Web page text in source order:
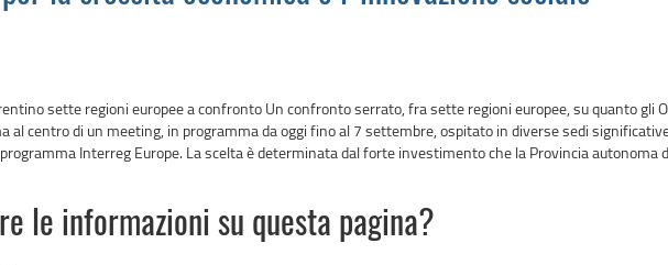
sette regioni europee a confronto Un confronto serrato, fra sette regioni europee, su quanto gli
al centro di un meeting, in programma da oggi fino al 7 settembre, ospitato in diverse sedi
Interreg Europe. La scelta è determinata dal forte investimento che la Provincia autonoma
le informazioni su questa pagina?